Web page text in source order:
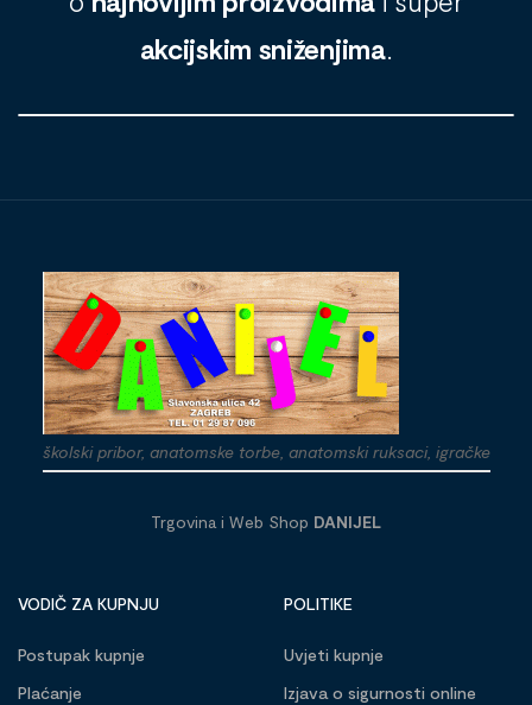
akcijskim sniženjima.
školski pribor, anatomske torbe, anatomski ruksaci, igračke
Trgovina i Web Shop DANIJEL
VODIČ ZA KUPNJU
Postupak kupnje
Plaćanje
POLITIKE
Uvjeti kupnje
Izjava o sigurnosti online